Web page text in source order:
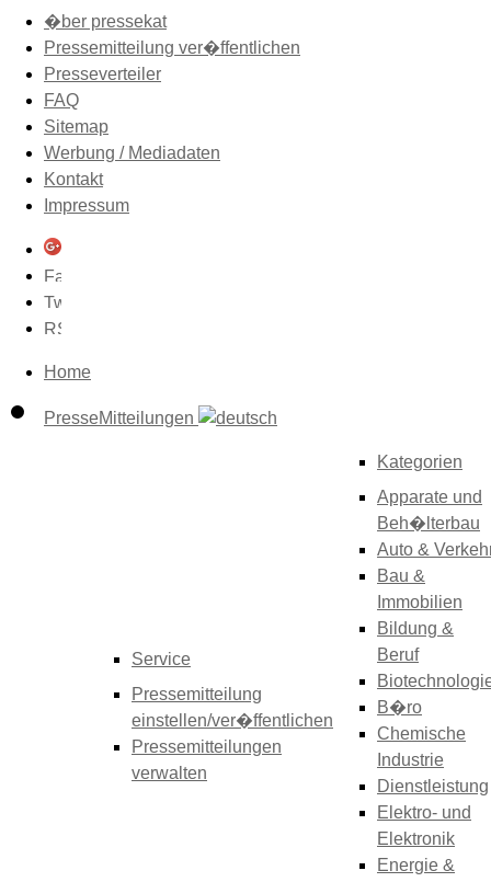
�ber pressekat
Pressemitteilung ver�ffentlichen
Presseverteiler
FAQ
Sitemap
Werbung / Mediadaten
Kontakt
Impressum
Home
PresseMitteilungen
Service
Pressemitteilung
einstellen/ver�ffentlichen
Pressemitteilungen
verwalten
Kategorien
Apparate und
Beh�lterbau
Auto &
Bau &
Immobilien
Bildung &
Beruf
B�ro
Chemische
Industrie
Dienstleistung
Elektro- und
Elektronik
Energie &